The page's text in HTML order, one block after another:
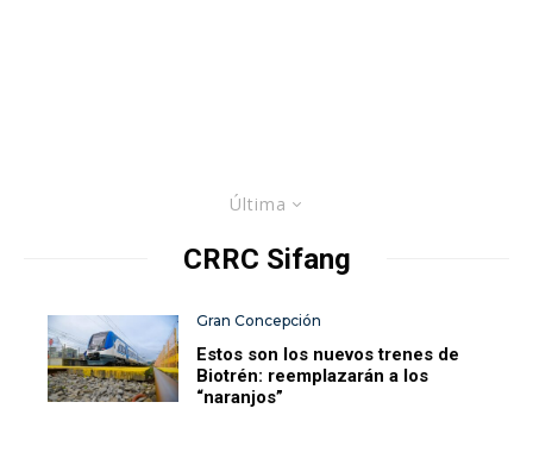
Última
CRRC Sifang
Gran Concepción
Estos son los nuevos trenes de
Biotrén: reemplazarán a los
“naranjos”